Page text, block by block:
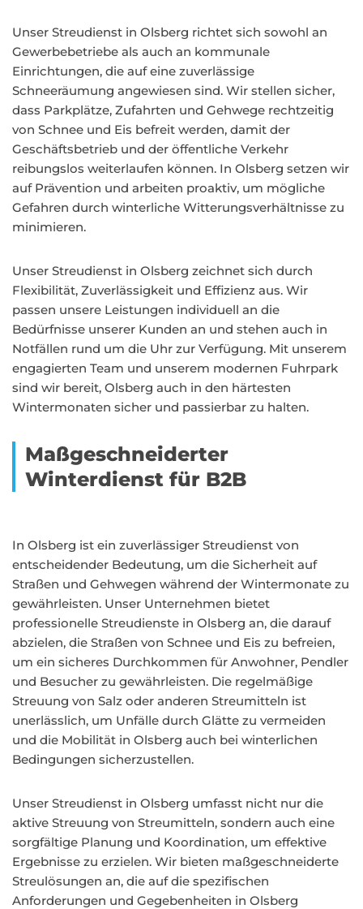
Unser Streudienst in Olsberg richtet sich sowohl an
Gewerbebetriebe als auch an kommunale
Einrichtungen, die auf eine zuverlässige
Schneeräumung angewiesen sind. Wir stellen sicher,
dass Parkplätze, Zufahrten und Gehwege rechtzeitig
von Schnee und Eis befreit werden, damit der
Geschäftsbetrieb und der öffentliche Verkehr
reibungslos weiterlaufen können. In Olsberg setzen wir
auf Prävention und arbeiten proaktiv, um mögliche
Gefahren durch winterliche Witterungsverhältnisse zu
minimieren.
Unser Streudienst in Olsberg zeichnet sich durch
Flexibilität, Zuverlässigkeit und Effizienz aus. Wir
passen unsere Leistungen individuell an die
Bedürfnisse unserer Kunden an und stehen auch in
Notfällen rund um die Uhr zur Verfügung. Mit unserem
engagierten Team und unserem modernen Fuhrpark
sind wir bereit, Olsberg auch in den härtesten
Wintermonaten sicher und passierbar zu halten.
Maßgeschneiderter
Winterdienst für B2B
In Olsberg ist ein zuverlässiger Streudienst von
entscheidender Bedeutung, um die Sicherheit auf
Straßen und Gehwegen während der Wintermonate zu
gewährleisten. Unser Unternehmen bietet
professionelle Streudienste in Olsberg an, die darauf
abzielen, die Straßen von Schnee und Eis zu befreien,
um ein sicheres Durchkommen für Anwohner, Pendler
und Besucher zu gewährleisten. Die regelmäßige
Streuung von Salz oder anderen Streumitteln ist
unerlässlich, um Unfälle durch Glätte zu vermeiden
und die Mobilität in Olsberg auch bei winterlichen
Bedingungen sicherzustellen.
Unser Streudienst in Olsberg umfasst nicht nur die
aktive Streuung von Streumitteln, sondern auch eine
sorgfältige Planung und Koordination, um effektive
Ergebnisse zu erzielen. Wir bieten maßgeschneiderte
Streulösungen an, die auf die spezifischen
Anforderungen und Gegebenheiten in Olsberg